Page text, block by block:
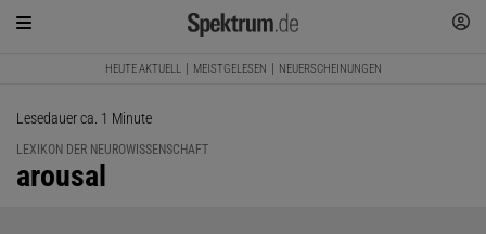
HEUTE AKTUELL MEISTGELESEN NEUERSCHEINUNGEN
Lesedauer ca. 1 Minute
LEXIKON DER NEUROWISSENSCHAFT
:
arousal